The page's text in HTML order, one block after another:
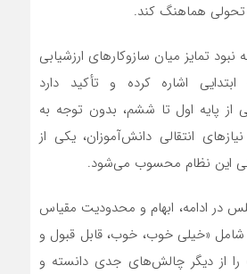
هماهنگ کند.
تمایز میان سازوکارهای ارزشیابی
اشاره کرده و تأکید دارد
از پایه اول تا ششم، بدون توجه به
انتقالی دانش‌آموزان، یکی از
این نظام محسوب می‌شود.
در ادامه، ابهام و محدودیت مقیاس
«خیلی خوب، خوب، قابل قبول و
را از دیگر چالش‌های جدی دانسته و